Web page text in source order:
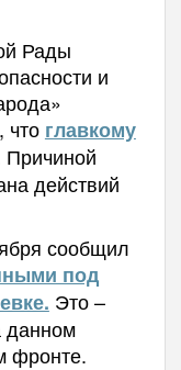
Рады
и
что главкому
Причиной
действий
сообщил
под
Это –
данном
фронте.